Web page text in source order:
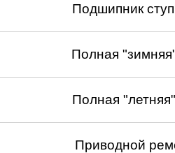
Подшипник
Полная
Полная
Приводной